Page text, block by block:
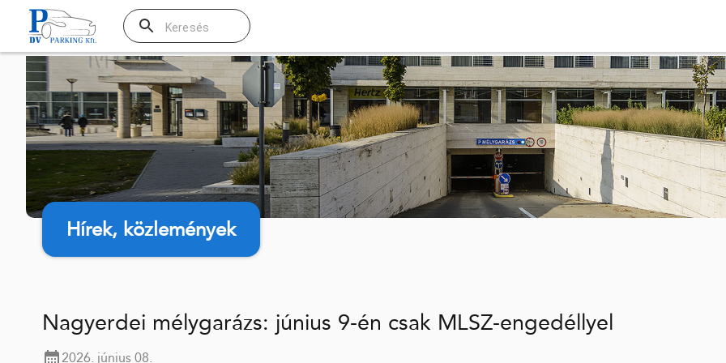
Hírek, közlemények
Nagyerdei mélygarázs: június 9-én csak MLSZ-engedéllyel
2026. június 08.